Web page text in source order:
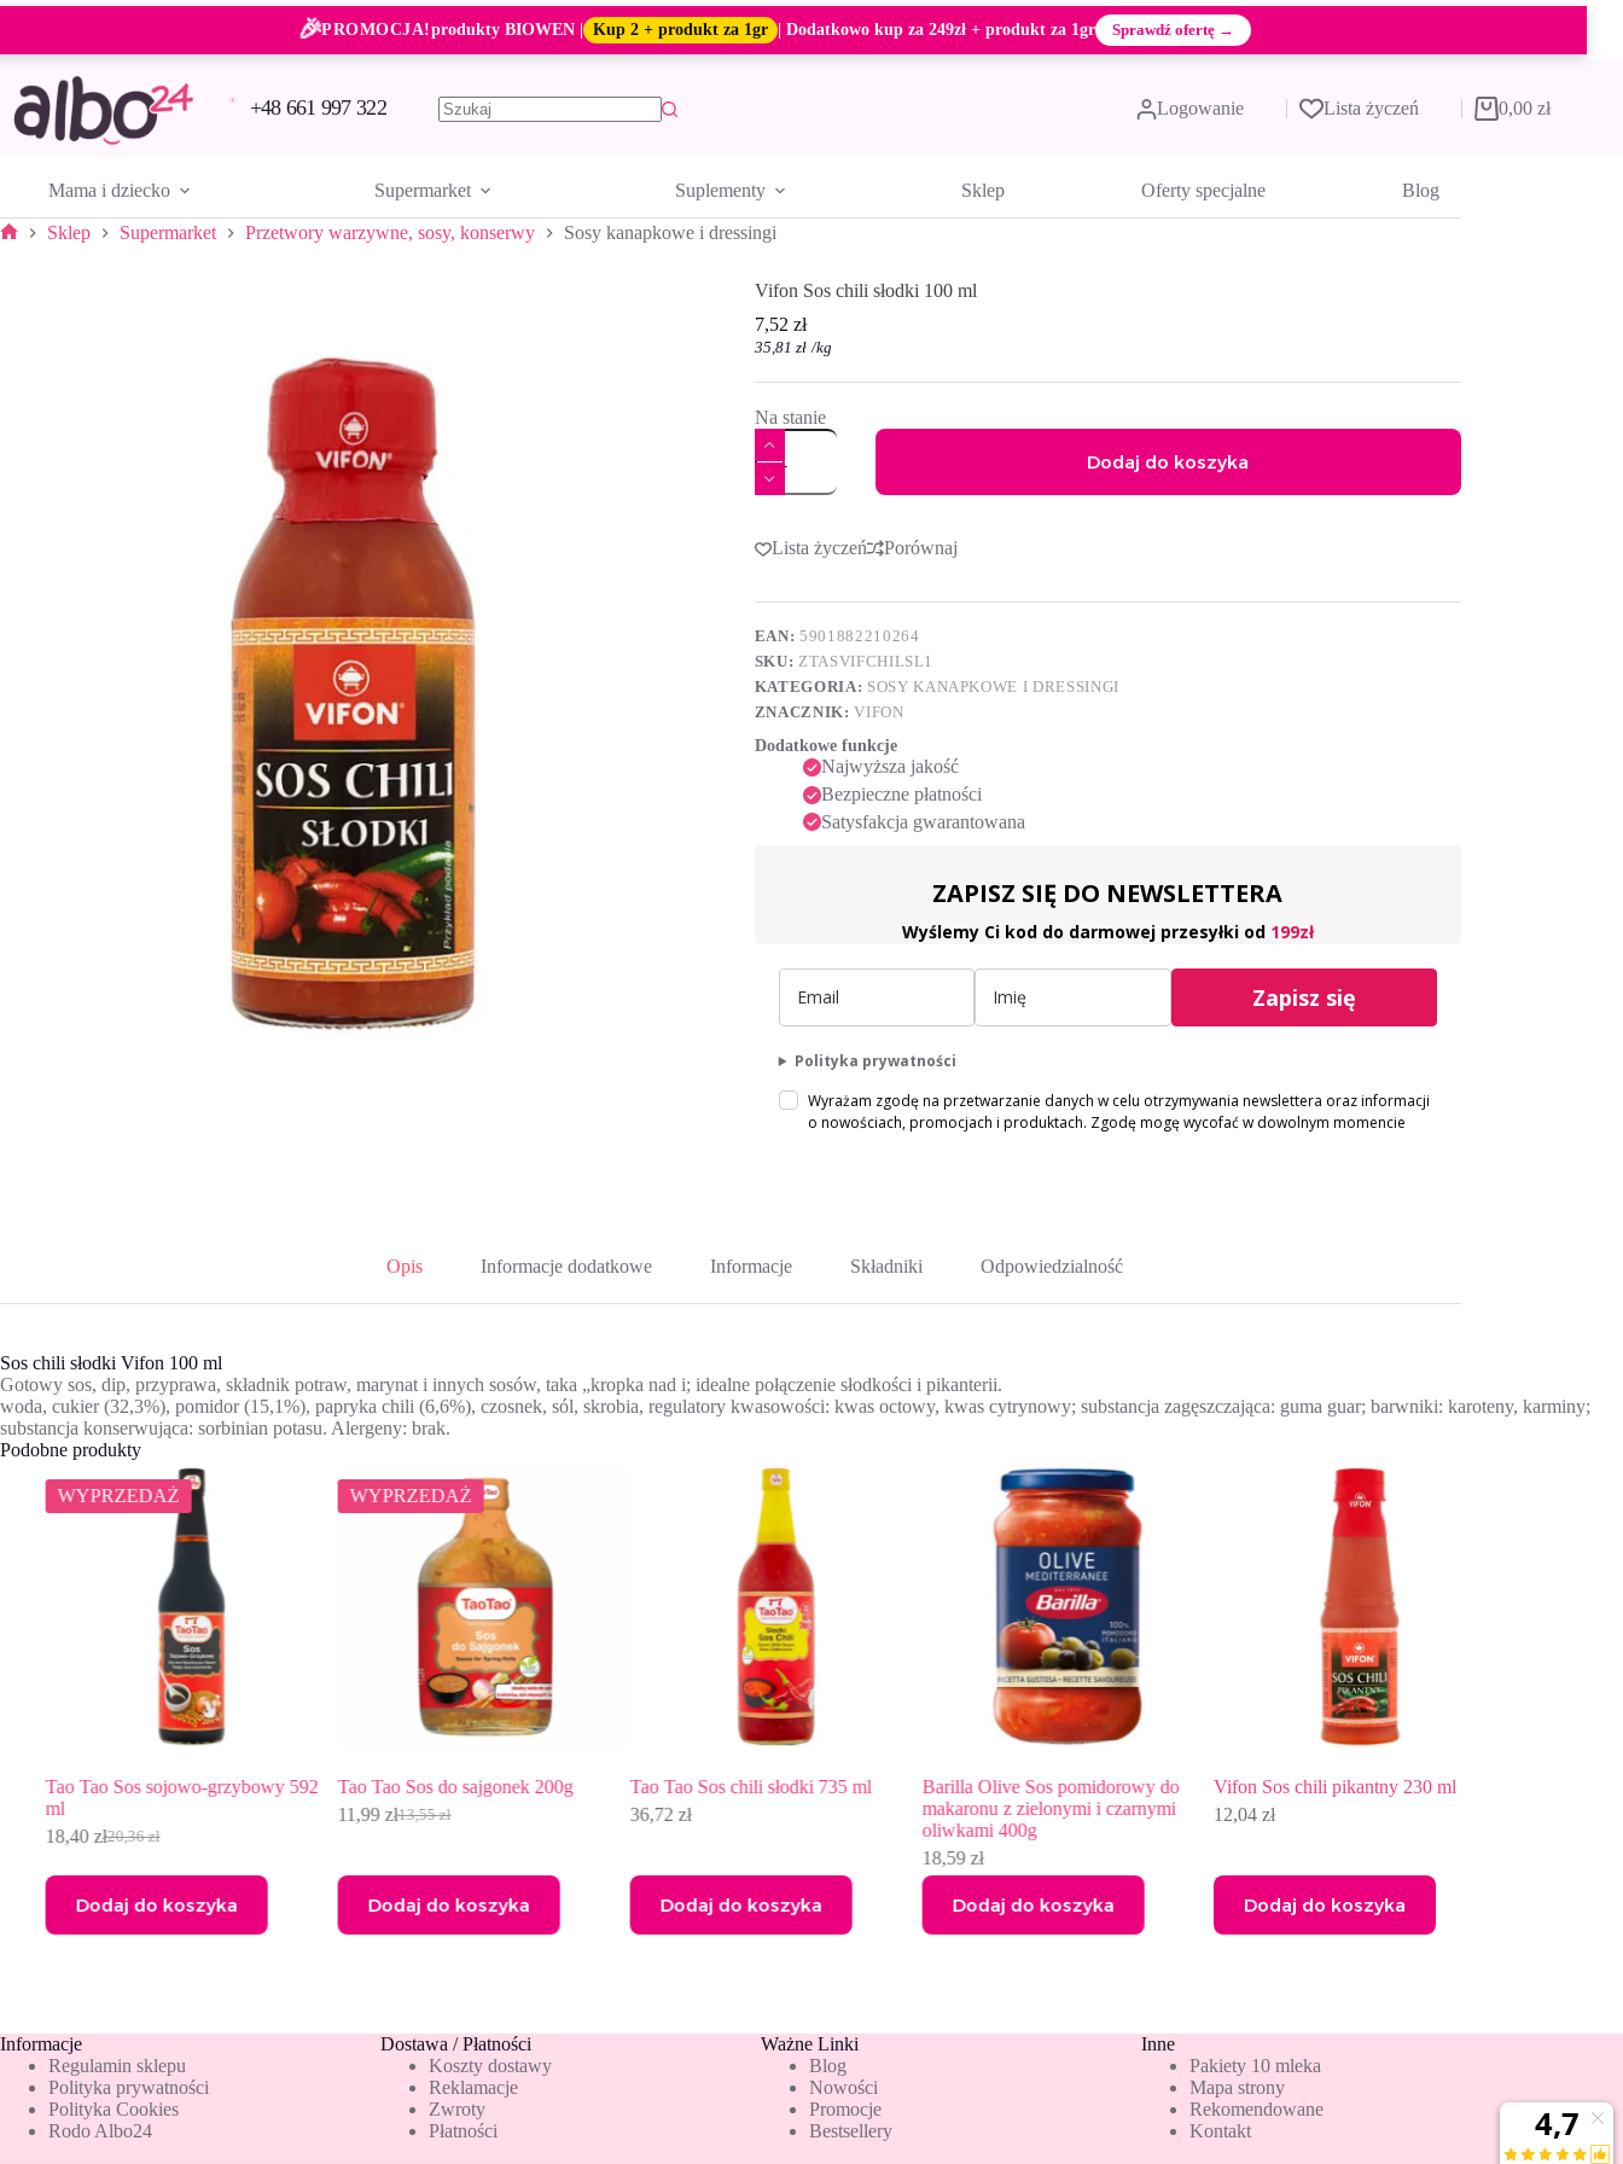
Przejdź
treści
🎉PROMOCJA!produkty BIOWEN | Kup 2 + produkt za 1gr | Dodatkowo kup za 249zł + produkt za 1gr Sprawdź ofertę →
+48 661 997 322 Logowanie Lista życzeń Koszyk
0,00 zł
Mama i dziecko Supermarket Suplementy Sklep Oferty specjalne Blog
Sklep Supermarket Przetwory warzywne, sosy, konserwy Sosy kanapkowe i dressingi
Vifon Sos chili słodki 100 ml
7,52 zł
35,81 zł /kg
Na stanie
ilość
Vifon
Sos
chili
100
ml
Dodaj do koszyka
t
a
t
i
v
e
:
Lista życzeń Porównaj
EAN:5901882210264
SKU:ZTASVIFCHILSL1
KATEGORIA: SOSY KANAPKOWE I DRESSINGI
ZNACZNIK:VIFON
Dodatkowe funkcje
Najwyższa jakość
Bezpieczne płatności
Satysfakcja gwarantowana
ZAPISZ SIĘ DO NEWSLETTERA
Wyślemy Ci kod do darmowej przesyłki od 199zł
Zapisz się
Polityka prywatności
Wyrażam zgodę na przetwarzanie danych w celu otrzymywania newslettera oraz informacji
o nowościach, promocjach i produktach. Zgodę mogę wycofać w dowolnym momencie
Opis Informacje dodatkowe Informacje Składniki Odpowiedzialność
Sos chili słodki Vifon 100 ml
Gotowy sos, dip, przyprawa, składnik potraw, marynat i innych sosów, taka „kropka nad i; idealne połączenie słodkości i pikanterii.
woda, cukier (32,3%), pomidor (15,1%), papryka chili (6,6%), czosnek, sól, skrobia, regulatory kwasowości: kwas octowy, kwas cytrynowy; substancja zagęszczająca: guma guar; barwniki: karoteny, karminy;
substancja konserwująca: sorbinian potasu. Alergeny: brak.
Podobne produkty
WYPRZEDAŻ
Tao Tao Sos sojowo-grzybowy 592
20,36zł
Pierwotna
20,36 zł.
18,40złAktualna
18,40 zł.
Dodaj do koszyka
WYPRZEDAŻ
Tao Tao Sos do sajgonek 200g
13,55zł
Pierwotna
11,99złAktualna
Dodaj do koszyka
Tao Tao Sos chili słodki 735 ml
36,72zł
Dodaj do koszyka
Barilla Olive Sos pomidorowy do
makaronu z zielonymi i czarnymi
oliwkami 400g
18,59zł
Dodaj do koszyka
Vifon Sos chili pikantny 230 ml
12,04zł
Dodaj do koszyka
Informacje
Regulamin sklepu
Polityka prywatności
Polityka Cookies
Rodo Albo24
Dostawa / Płatności
Koszty dostawy
Reklamacje
Zwroty
Płatności
Ważne Linki
Blog
Nowości
Promocje
Bestsellery
Inne
Pakiety 10 mleka
Mapa strony
Rekomendowane
Kontakt